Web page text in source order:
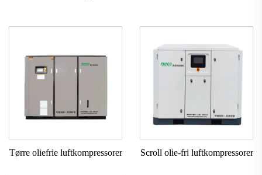
Tørre oliefrie luftkompressorer Scroll olie-fri luftkompressorer